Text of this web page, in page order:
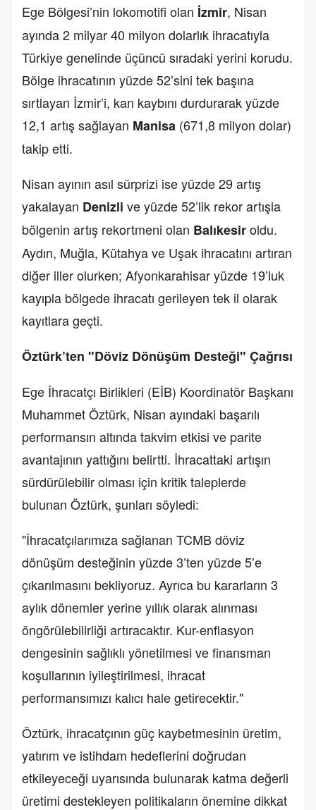
Ege Bölgesi’nin lokomotifi olan İzmir, Nisan
ayında 2 milyar 40 milyon dolarlık ihracatıyla
Türkiye genelinde üçüncü sıradaki yerini korudu.
Bölge ihracatının yüzde 52’sini tek başına
sırtlayan İzmir’i, kan kaybını durdurarak yüzde
12,1 artış sağlayan Manisa (671,8 milyon dolar)
takip etti.
Nisan ayının asıl sürprizi ise yüzde 29 artış
yakalayan Denizli ve yüzde 52’lik rekor artışla
bölgenin artış rekortmeni olan Balıkesiroldu.
Aydın, Muğla, Kütahya ve Uşak ihracatını artıran
diğer iller olurken; Afyonkarahisar yüzde 19’luk
kayıpla bölgede ihracatı gerileyen tek il olarak
kayıtlara geçti.
Öztürk’ten "Döviz Dönüşüm Desteği" Çağrısı
Ege İhracatçı Birlikleri (EİB) Koordinatör Başkanı
Muhammet Öztürk, Nisan ayındaki başarılı
performansın altında takvim etkisi ve parite
avantajının yattığını belirtti. İhracattaki artışın
sürdürülebilir olması için kritik taleplerde
bulunan Öztürk, şunları söyledi:
"İhracatçılarımıza sağlanan TCMB döviz
dönüşüm desteğinin yüzde 3’ten yüzde 5’e
çıkarılmasını bekliyoruz. Ayrıca bu kararların 3
aylık dönemler yerine yıllık olarak alınması
öngörülebilirliği artıracaktır. Kur-enflasyon
dengesinin sağlıklı yönetilmesi ve finansman
koşullarının iyileştirilmesi, ihracat
performansımızı kalıcı hale getirecektir."
Öztürk, ihracatçının güç kaybetmesinin üretim,
yatırım ve istihdam hedeflerini doğrudan
etkileyeceği uyarısında bulunarak katma değerli
üretimi destekleyen politikaların önemine dikkat